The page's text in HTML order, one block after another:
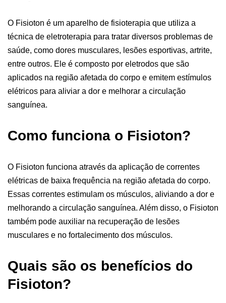
O Fisioton é um aparelho de fisioterapia que utiliza a
técnica de eletroterapia para tratar diversos problemas de
saúde, como dores musculares, lesões esportivas, artrite,
entre outros. Ele é composto por eletrodos que são
aplicados na região afetada do corpo e emitem estímulos
elétricos para aliviar a dor e melhorar a circulação
sanguínea.
Como funciona o Fisioton?
O Fisioton funciona através da aplicação de correntes
elétricas de baixa frequência na região afetada do corpo.
Essas correntes estimulam os músculos, aliviando a dor e
melhorando a circulação sanguínea. Além disso, o Fisioton
também pode auxiliar na recuperação de lesões
musculares e no fortalecimento dos músculos.
Quais são os benefícios do
Fisioton?